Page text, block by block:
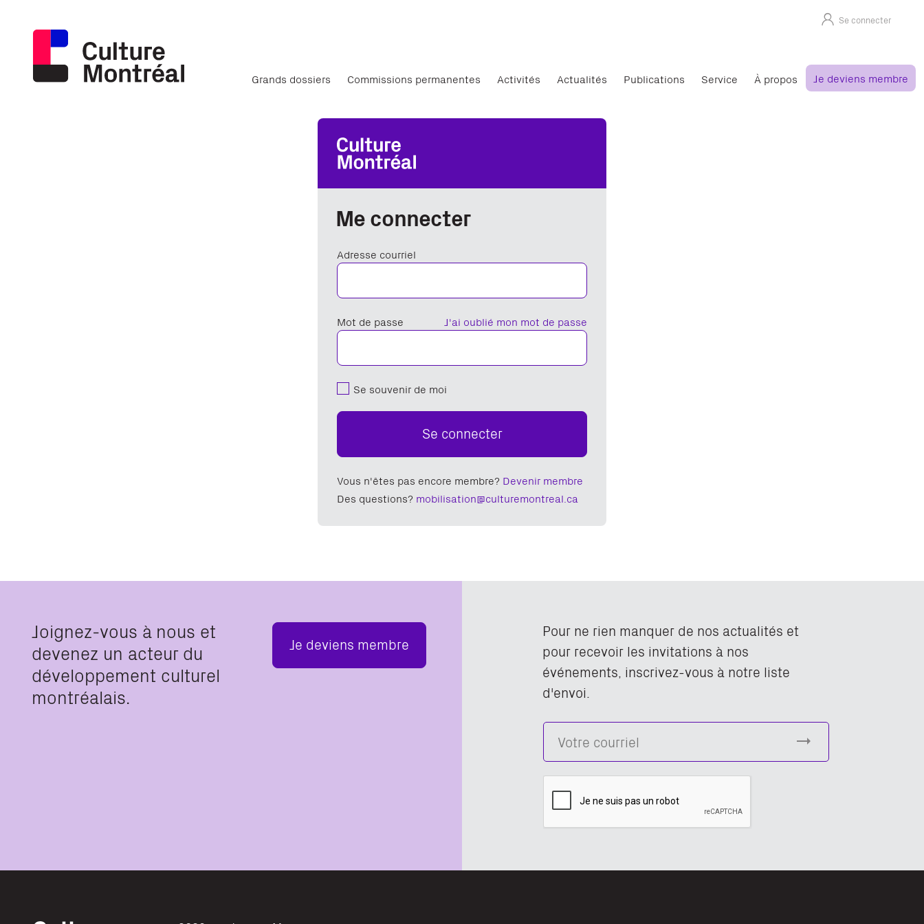
Se connecter
Grands dossiers Commissions permanentes Activités Actualités Publications Service À propos Je deviens membre
Me connecter
Adresse courriel
J'ai oublié mon mot de passe
Mot de passe
Se souvenir de moi
Se connecter
Vous n'êtes pas encore membre? Devenir membre
Des questions? mobilisation@culturemontreal.ca
Joignez-vous à nous et
devenez un acteur du
développement culturel
montréalais.
Je deviens membre
Pour ne rien manquer de nos actualités et
pour recevoir les invitations à nos
événements, inscrivez-vous à notre liste
d'envoi.